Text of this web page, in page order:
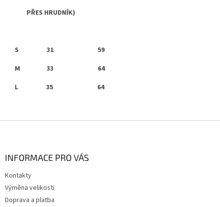
PŘES HRUDNÍK)
S 31 59
M 33 64
L 35 64
INFORMACE PRO VÁS
Kontakty
Výměna velikosti
Doprava a platba